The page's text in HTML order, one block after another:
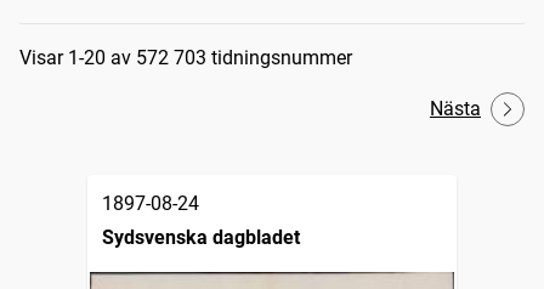
Sökresultat
Visar 1-20 av 572 703 tidningsnummer
Nästa
1897-08-24
Sydsvenska dagbladet